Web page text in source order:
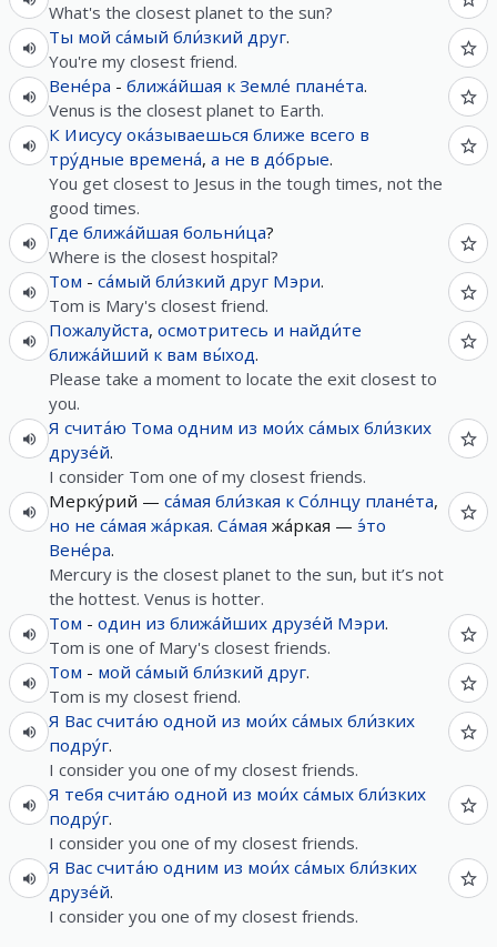
What's the closest planet to the sun?
Ты мой са́мый бли́зкий друг.
You're my closest friend.
Вене́ра - ближа́йшая к Земле́ плане́та.
Venus is the closest planet to Earth.
К Иисусу ока́зываешься ближе всего в
тру́дные времена́, а не в до́брые.
You get closest to Jesus in the tough times, not the
good times.
Где ближа́йшая больни́ца?
Where is the closest hospital?
Том - са́мый бли́зкий друг Мэри.
Tom is Mary's closest friend.
Пожалуйста, осмотритесь и найди́те
ближа́йший к вам вы́ход.
Please take a moment to locate the exit closest to
you.
Я счита́ю Тома одним из мои́х са́мых бли́зких
друзе́й.
I consider Tom one of my closest friends.
Мерку́рий — са́мая бли́зкая к Со́лнцу плане́та,
но не са́мая жа́ркая. Са́мая жа́ркая — э́то
Вене́ра.
Mercury is the closest planet to the sun, but it’s not
the hottest. Venus is hotter.
Том - один из ближа́йших друзе́й Мэри.
Tom is one of Mary's closest friends.
Том - мой са́мый бли́зкий друг.
Tom is my closest friend.
Я Вас счита́ю одной из мои́х са́мых бли́зких
подру́г.
I consider you one of my closest friends.
Я тебя счита́ю одной из мои́х са́мых бли́зких
подру́г.
I consider you one of my closest friends.
Я Вас счита́ю одним из мои́х са́мых бли́зких
друзе́й.
I consider you one of my closest friends.